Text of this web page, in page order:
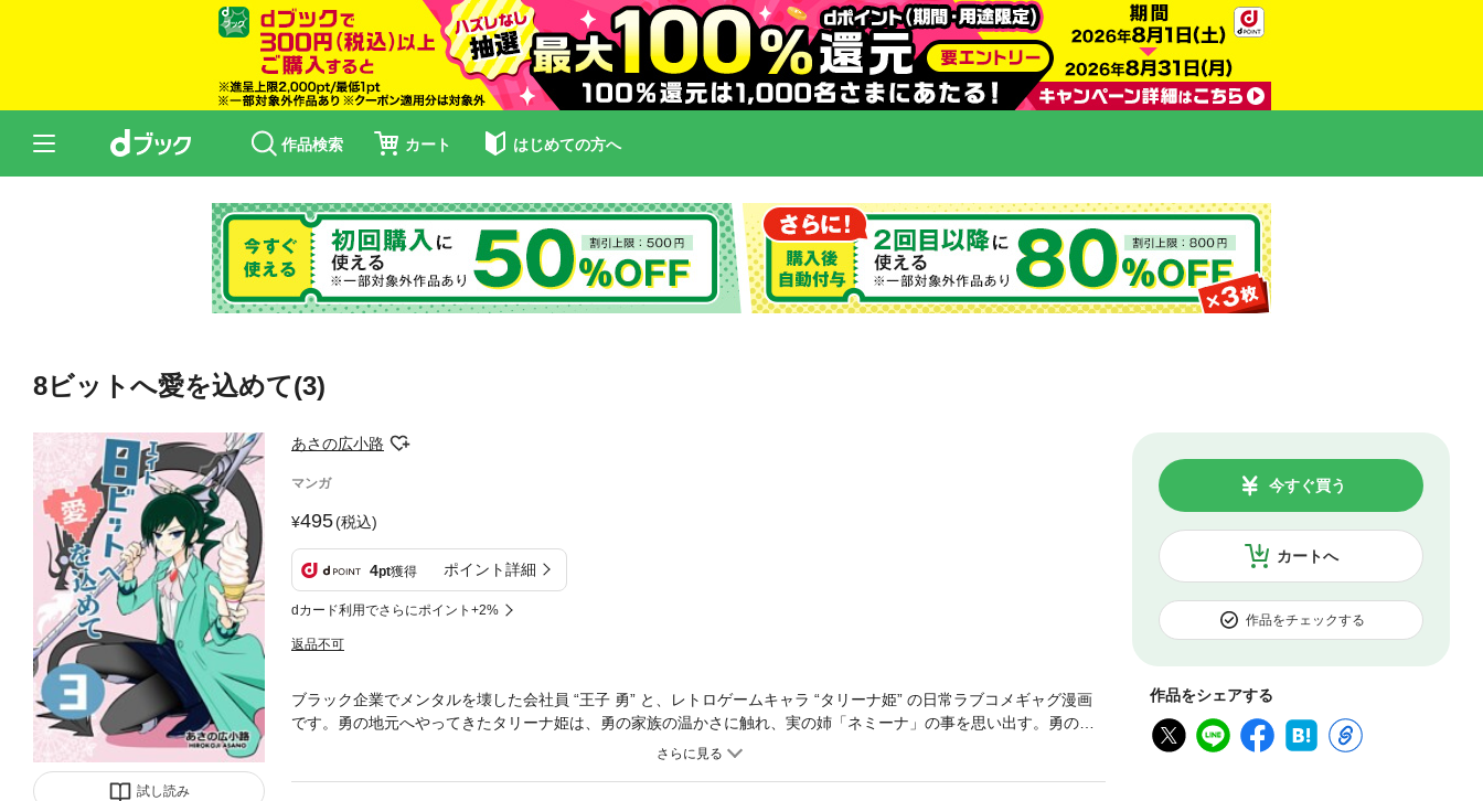
作品検索 カート はじめての方へ
8ビットへ愛を込めて(3)
試し読み
あさの広小路
マンガ
495(税込)
4pt獲得 ポイント詳細
dカード利用でさらにポイント+2%
返品不可
カートへ
今すぐ買う
作品をチェックする
作品をシェアする
ブラック企業でメンタルを壊した会社員 “王子 勇” と、レトロゲームキャラ “タリーナ姫” の日常ラブコメギャグ漫画
です。勇の地元へやってきたタリーナ姫は、勇の家族の温かさに触れ、実の姉「ネミーナ」の事を思い出す。勇の地
元を舞台に、ダリー王国の四天王最強キャラもあらわれて戦闘になる等、姫がいろいろとピンチ！web漫画投稿サイ